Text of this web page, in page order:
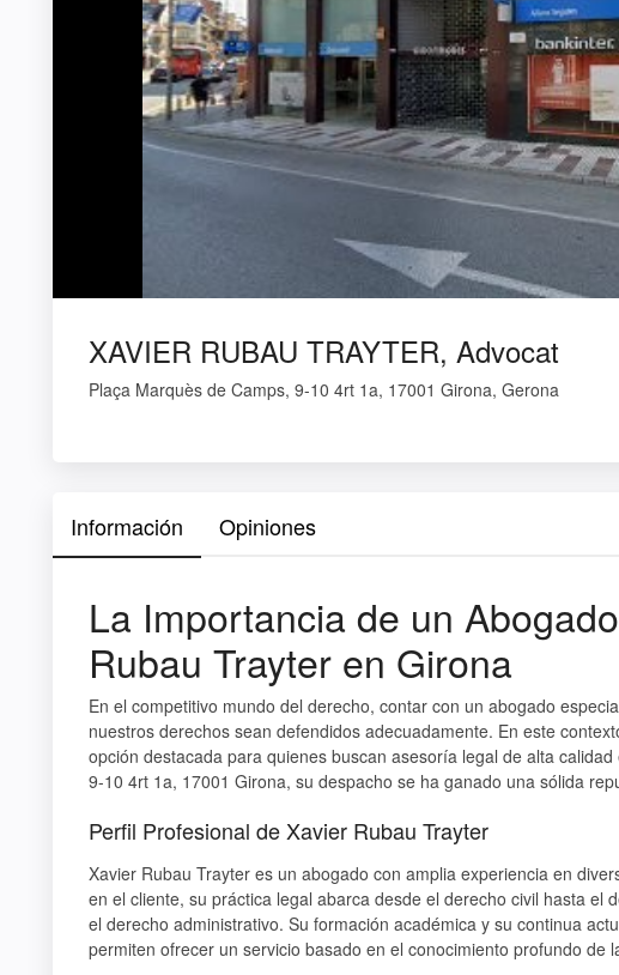
XAVIER RUBAU TRAYTER, Advocat
Plaça Marquès de Camps, 9-10 4rt 1a, 17001 Girona, Gerona
Información Opiniones
La Importancia de un
Rubau Trayter en Girona
En el competitivo mundo del derecho, contar con un abogado
nuestros derechos sean defendidos adecuadamente. En este
opción destacada para quienes buscan asesoría legal de alta
9-10 4rt 1a, 17001 Girona, su despacho se ha ganado una sólida
Perfil Profesional de Xavier Rubau Trayter
Xavier Rubau Trayter es un abogado con amplia experiencia en
en el cliente, su práctica legal abarca desde el derecho civil hasta el
el derecho administrativo. Su formación académica y su continua
permiten ofrecer un servicio basado en el conocimiento profundo de